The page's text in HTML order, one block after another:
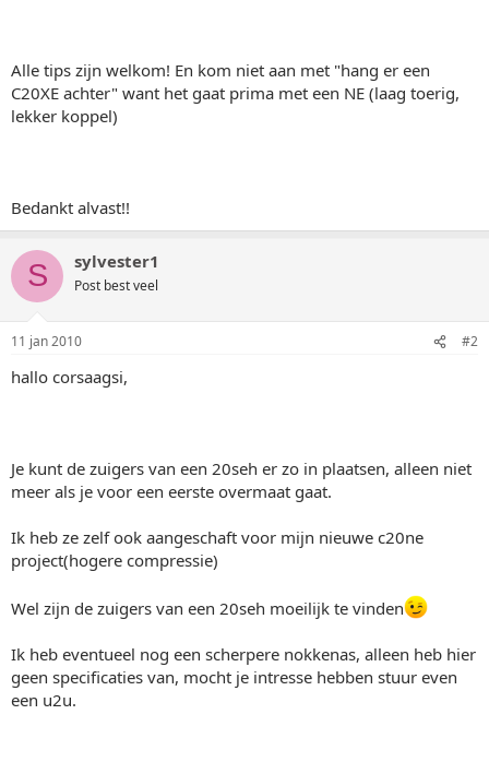
Alle tips zijn welkom! En kom niet aan met "hang er een
C20XE achter" want het gaat prima met een NE (laag toerig,
lekker koppel)
Bedankt alvast!!
S sylvester1
Post best veel
11 jan 2010 #2
hallo corsaagsi,
Je kunt de zuigers van een 20seh er zo in plaatsen, alleen niet
meer als je voor een eerste overmaat gaat.
Ik heb ze zelf ook aangeschaft voor mijn nieuwe c20ne
project(hogere compressie)
Wel zijn de zuigers van een 20seh moeilijk te vinden
Ik heb eventueel nog een scherpere nokkenas, alleen heb hier
geen specificaties van, mocht je intresse hebben stuur even
een u2u.